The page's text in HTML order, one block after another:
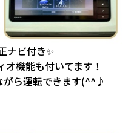
ナビ付き✨
機能も付いてます！
がら運転できます(^^♪